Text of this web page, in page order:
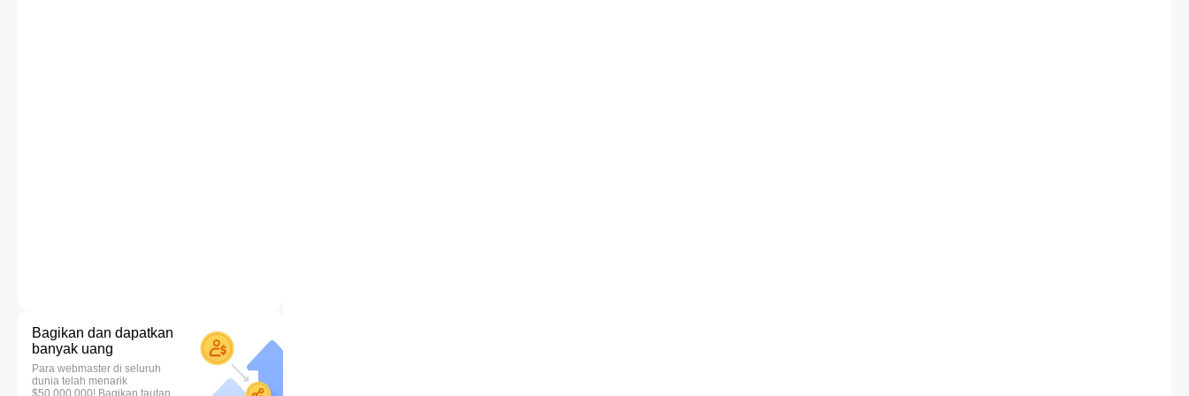
Bagikan dan dapatkan
banyak uang
Para webmaster di seluruh
dunia telah menarik
$50.000.000! Bagikan tautan